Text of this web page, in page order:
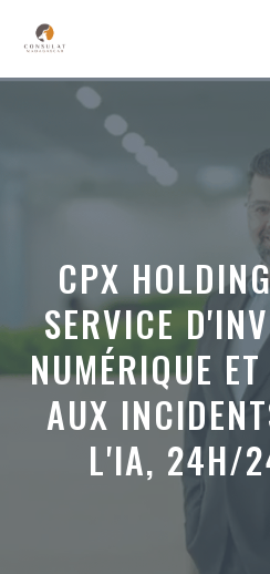
contenu
CPX
SERVICE
NUMÉRIQUE
AUX
L'IA, 24H/